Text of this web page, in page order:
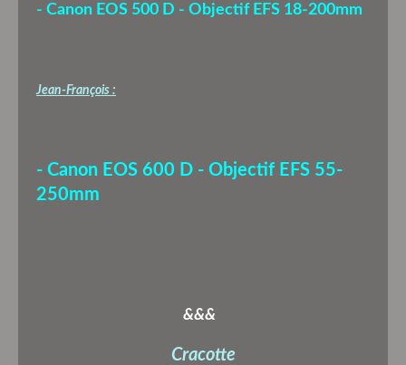
- Canon EOS 500 D - Objectif EFS 18-200mm
Jean-François :
- Canon EOS 600 D - Objectif EFS 55-
250mm
&&&
Cracotte